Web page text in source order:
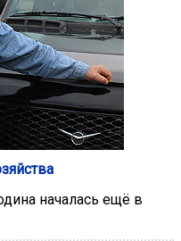
началась ещё в